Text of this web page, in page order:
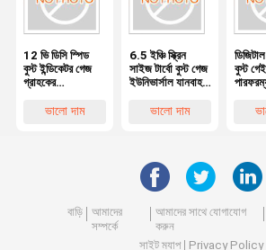
12 ভি ডিসি স্পিড
বুস্ট ইন্ডিকেটর গেজ
গ্রাহকের
দক্ষতা বৃদ্ধি
ভালো দাম
6.5 ইঞ্চি স্ক্রিন
সাইজ টার্বো বুস্ট গেজ
ইউনিভার্সাল যানবাহন
ভালো দাম
ডিজিটাল
বুস্ট
বাড়ি
আমাদের
সম্পর্কে
আমাদের সাথে যোগাযোগ
করুন
সাইট ম্যাপ
Privacy Policy